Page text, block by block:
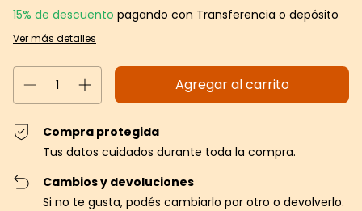
15% de descuento pagando con Transferencia o depósito
Ver más detalles
Compra protegida
Tus datos cuidados durante toda la compra.
Cambios y devoluciones
Si no te gusta, podés cambiarlo por otro o devolverlo.